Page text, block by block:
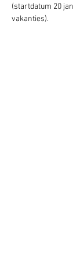
(startdatum 20
vakanties).